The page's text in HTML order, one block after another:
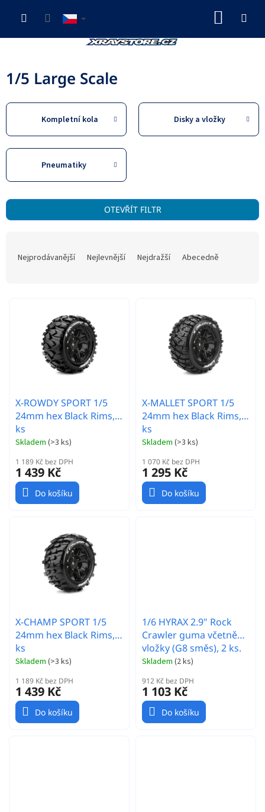
1/5 Large Scale
Kompletní kola Disky a vložky
Pneumatiky
ů
Nejprodávanější Nejlevnější Nejdražší Abecedně
OTEVŘÍT FILTR
V
ý
X-ROWDY SPORT 1/5
24mm hex Black Rims, 2
ks
Skladem (>3 ks)
1 189 Kč bez DPH
1 439 Kč
Do košíku
X-MALLET SPORT 1/5
24mm hex Black Rims, 2
ks
Skladem (>3 ks)
1 070 Kč bez DPH
1 295 Kč
Do košíku
X-CHAMP SPORT 1/5
24mm hex Black Rims, 2
ks
Skladem (>3 ks)
1 189 Kč bez DPH
1 439 Kč
Do košíku
1/6 HYRAX 2.9" Rock
Crawler guma včetně
vložky (G8 směs), 2 ks.
Skladem (2 ks)
912 Kč bez DPH
1 103 Kč
Do košíku